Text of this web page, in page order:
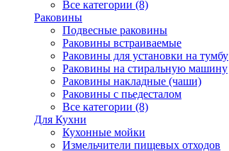
Все категории (8)
Раковины
Подвесные раковины
Раковины встраиваемые
Раковины для установки на тумбу
Раковины на стиральную машину
Раковины накладные (чаши)
Раковины с пьедесталом
Все категории (8)
Для Кухни
Кухонные мойки
Измельчители пищевых отходов